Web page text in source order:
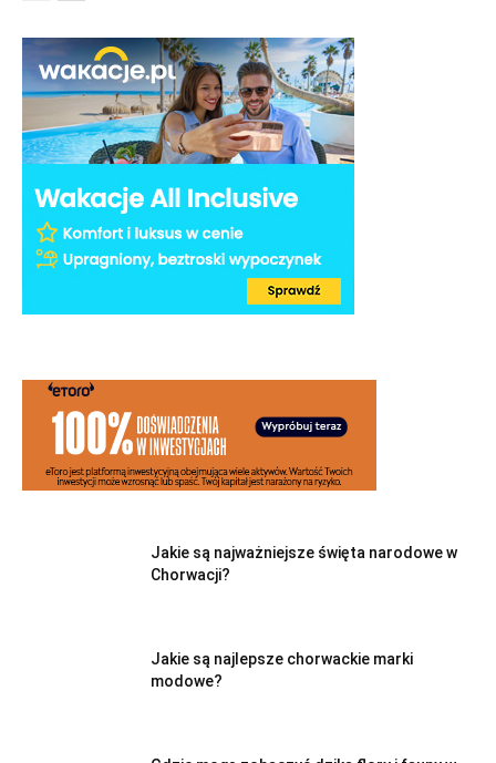
Jakie są najważniejsze święta narodowe w
Chorwacji?
Jakie są najlepsze chorwackie marki
modowe?